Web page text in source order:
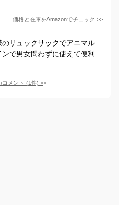
価格と在庫をAmazonでチェック >>
リュックサックでアニマル
で男女問わずに使えて便利
メント (1件) >